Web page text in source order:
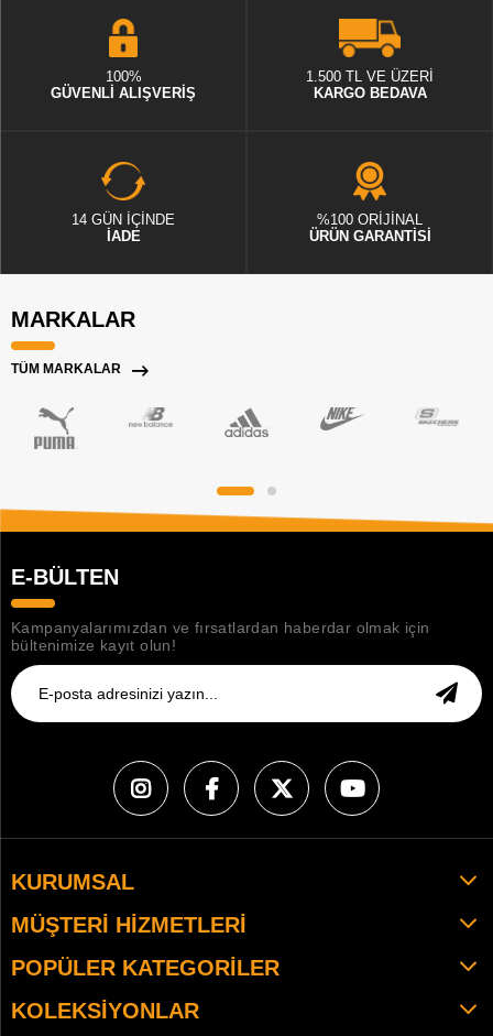
100%
GÜVENLİ ALIŞVERİŞ
1.500 TL VE ÜZERİ
KARGO BEDAVA
14 GÜN İÇİNDE
İADE
%100 ORİJİNAL
ÜRÜN GARANTİSİ
MARKALAR
TÜM MARKALAR
E-BÜLTEN
Kampanyalarımızdan ve fırsatlardan haberdar olmak için
bültenimize kayıt olun!
KURUMSAL
MÜŞTERI HIZMETLERI
POPÜLER KATEGORILER
KOLEKSIYONLAR